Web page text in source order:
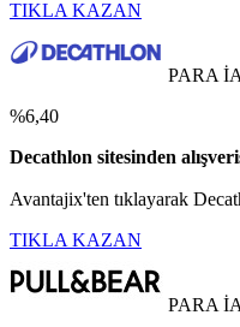
TIKLA KAZAN
PARA
%6,40
Decathlon sitesinden
Avantajix'ten tıklayarak
TIKLA KAZAN
PARA